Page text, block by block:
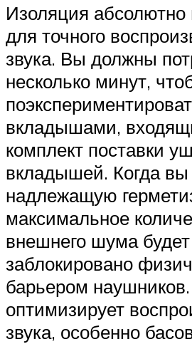
Изоляция
для точного
звука. Вы должны
несколько минут,
вкладышами,
комплект поставки
вкладышей. Когда вы
надлежащую
максимальное
внешнего шума будет
заблокировано
барьером
оптимизирует
звука, особенно